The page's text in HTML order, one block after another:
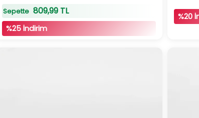
Sepette809,99 TL
%25 İndirim
%20